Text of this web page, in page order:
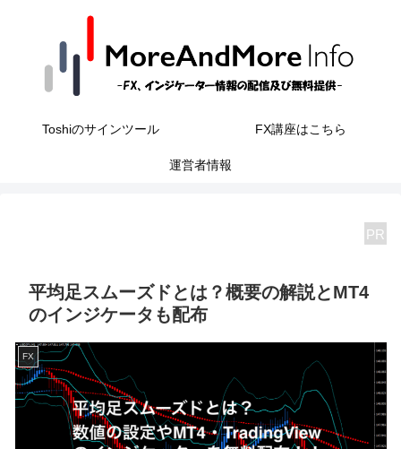
Toshiのサインツール FX講座はこちら
運営者情報
PR
平均足スムーズドとは？概要の解説とMT4
のインジケータも配布
FX